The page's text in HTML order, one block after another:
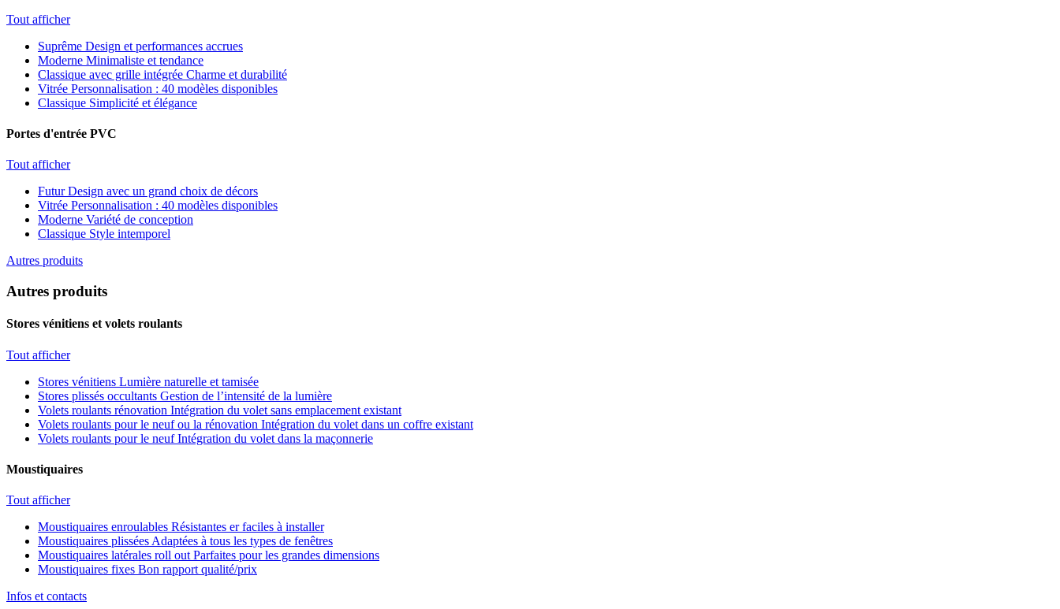
Tout afficher
Suprême Design et performances accrues
Moderne Minimaliste et tendance
Classique avec grille intégrée Charme et durabilité
Vitrée Personnalisation : 40 modèles disponibles
Classique Simplicité et élégance
Portes d'entrée PVC
Tout afficher
Futur Design avec un grand choix de décors
Vitrée Personnalisation : 40 modèles disponibles
Moderne Variété de conception
Classique Style intemporel
Autres produits
Autres produits
Stores vénitiens et volets roulants
Tout afficher
Stores vénitiens Lumière naturelle et tamisée
Stores plissés occultants Gestion de l’intensité de la lumière
Volets roulants rénovation Intégration du volet sans emplacement existant
Volets roulants pour le neuf ou la rénovation Intégration du volet dans un coffre existant
Volets roulants pour le neuf Intégration du volet dans la maçonnerie
Moustiquaires
Tout afficher
Moustiquaires enroulables Résistantes er faciles à installer
Moustiquaires plissées Adaptées à tous les types de fenêtres
Moustiquaires latérales roll out Parfaites pour les grandes dimensions
Moustiquaires fixes Bon rapport qualité/prix
Infos et contacts